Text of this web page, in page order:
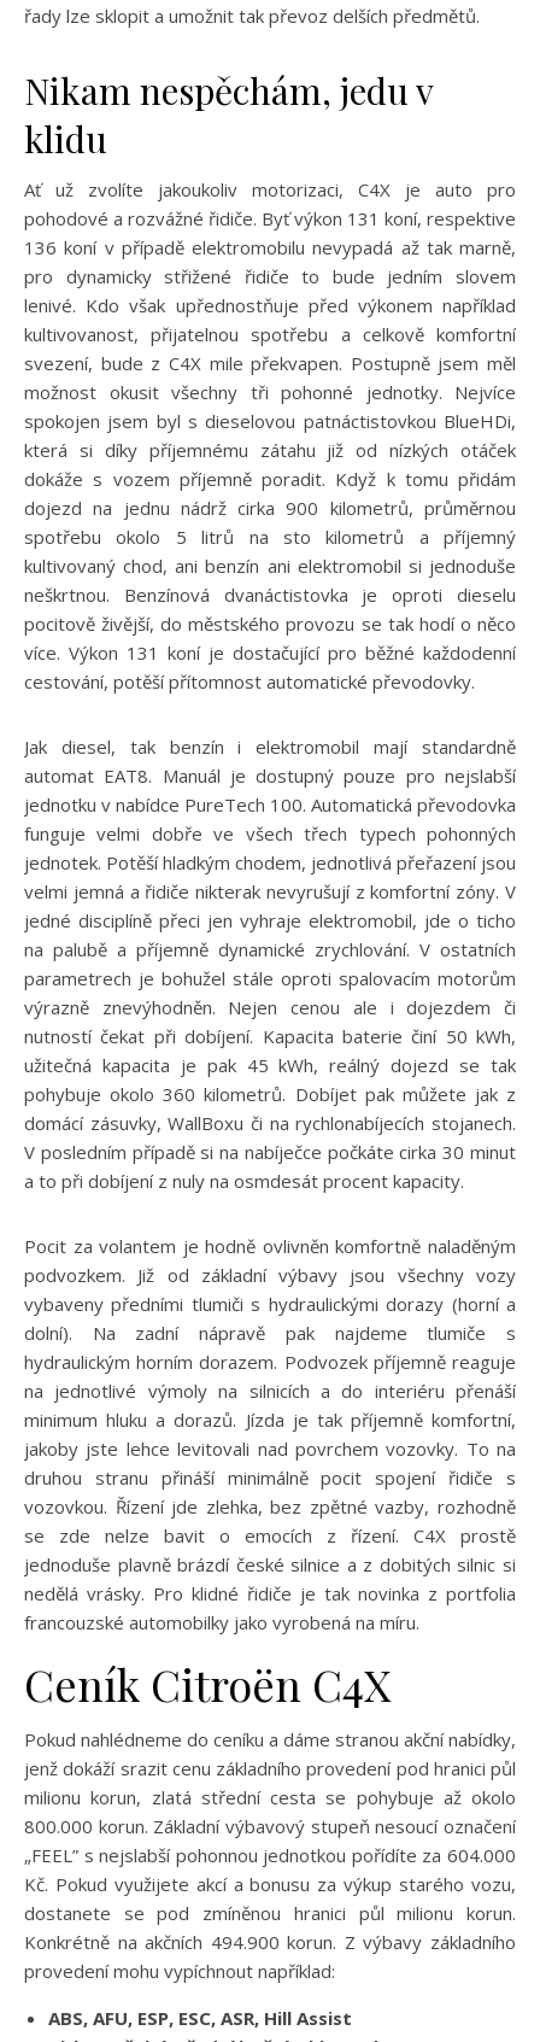
řady lze sklopit a umožnit tak převoz delších předmětů.
Nikam nespěchám, jedu v
klidu
Ať už zvolíte jakoukoliv motorizaci, C4X je auto pro
pohodové a rozvážné řidiče. Byť výkon 131 koní, respektive
136 koní v případě elektromobilu nevypadá až tak marně,
pro dynamicky střižené řidiče to bude jedním slovem
lenivé. Kdo však upřednostňuje před výkonem například
kultivovanost, přijatelnou spotřebu a celkově komfortní
svezení, bude z C4X mile překvapen. Postupně jsem měl
možnost okusit všechny tři pohonné jednotky. Nejvíce
spokojen jsem byl s dieselovou patnáctistovkou BlueHDi,
která si díky příjemnému zátahu již od nízkých otáček
dokáže s vozem příjemně poradit. Když k tomu přidám
dojezd na jednu nádrž cirka 900 kilometrů, průměrnou
spotřebu okolo 5 litrů na sto kilometrů a příjemný
kultivovaný chod, ani benzín ani elektromobil si jednoduše
neškrtnou. Benzínová dvanáctistovka je oproti dieselu
pocitově živější, do městského provozu se tak hodí o něco
více. Výkon 131 koní je dostačující pro běžné každodenní
cestování, potěší přítomnost automatické převodovky.
Jak diesel, tak benzín i elektromobil mají standardně
automat EAT8. Manuál je dostupný pouze pro nejslabší
jednotku v nabídce PureTech 100. Automatická převodovka
funguje velmi dobře ve všech třech typech pohonných
jednotek. Potěší hladkým chodem, jednotlivá přeřazení jsou
velmi jemná a řidiče nikterak nevyrušují z komfortní zóny. V
jedné disciplíně přeci jen vyhraje elektromobil, jde o ticho
na palubě a příjemně dynamické zrychlování. V ostatních
parametrech je bohužel stále oproti spalovacím motorům
výrazně znevýhodněn. Nejen cenou ale i dojezdem či
nutností čekat při dobíjení. Kapacita baterie činí 50 kWh,
užitečná kapacita je pak 45 kWh, reálný dojezd se tak
pohybuje okolo 360 kilometrů. Dobíjet pak můžete jak z
domácí zásuvky, WallBoxu či na rychlonabíjecích stojanech.
V posledním případě si na nabíječce počkáte cirka 30 minut
a to při dobíjení z nuly na osmdesát procent kapacity.
Pocit za volantem je hodně ovlivněn komfortně naladěným
podvozkem. Již od základní výbavy jsou všechny vozy
vybaveny předními tlumiči s hydraulickými dorazy (horní a
dolní). Na zadní nápravě pak najdeme tlumiče s
hydraulickým horním dorazem. Podvozek příjemně reaguje
na jednotlivé výmoly na silnicích a do interiéru přenáší
minimum hluku a dorazů. Jízda je tak příjemně komfortní,
jakoby jste lehce levitovali nad povrchem vozovky. To na
druhou stranu přináší minimálně pocit spojení řidiče s
vozovkou. Řízení jde zlehka, bez zpětné vazby, rozhodně
se zde nelze bavit o emocích z řízení. C4X prostě
jednoduše plavně brázdí české silnice a z dobitých silnic si
nedělá vrásky. Pro klidné řidiče je tak novinka z portfolia
francouzské automobilky jako vyrobená na míru.
Ceník Citroën C4X
Pokud nahlédneme do ceníku a dáme stranou akční nabídky,
jenž dokáží srazit cenu základního provedení pod hranici půl
milionu korun, zlatá střední cesta se pohybuje až okolo
800.000 korun. Základní výbavový stupeň nesoucí označení
„FEEL” s nejslabší pohonnou jednotkou pořídíte za 604.000
Kč. Pokud využijete akcí a bonusu za výkup starého vozu,
dostanete se pod zmíněnou hranici půl milionu korun.
Konkrétně na akčních 494.900 korun. Z výbavy základního
provedení mohu vypíchnout například:
ABS, AFU, ESP, ESC, ASR, Hill Assist